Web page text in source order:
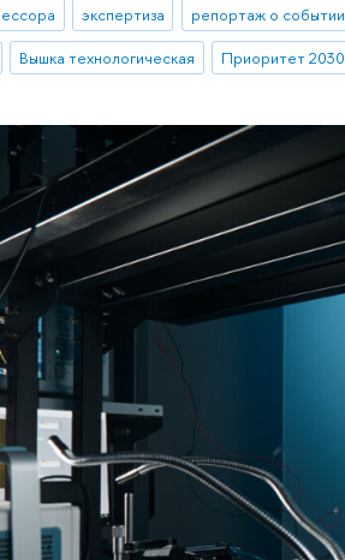
экспертиза репортаж о событии
Вышка технологическая Приоритет 2030